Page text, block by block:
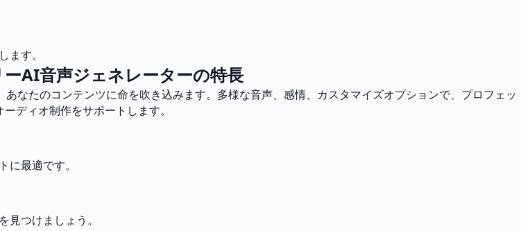
す。
AI音声ジェネレーターの特長
なたのコンテンツに命を吹き込みます。多様な音声、感情、カスタマイズオプションで、プロフェッ
ディオ制作をサポートします。
最適です。
つけましょう。